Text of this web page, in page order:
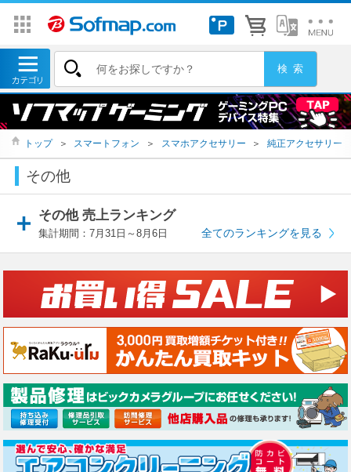
トップ ＞ スマートフォン ＞ スマホアクセサリー ＞ 純正アクセサリー
その他
その他 売上ランキング
集計期間：7月31日～8月6日 全てのランキングを見る